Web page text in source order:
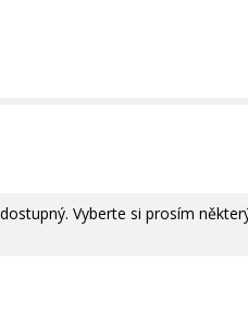
Vyberte si prosím